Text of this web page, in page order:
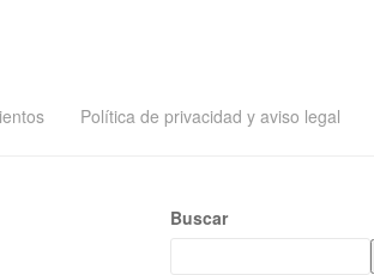
Política de privacidad y aviso legal
Buscar